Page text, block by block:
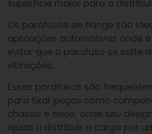
superfície maior para a
Os parafusos de flange são
aplicações automotivas onde é
evitar que o parafuso se solte
vibrações.
Esses parafusos são
para fixar peças como
chassis e eixos, onde seu
ajuda a distribuir a carga por